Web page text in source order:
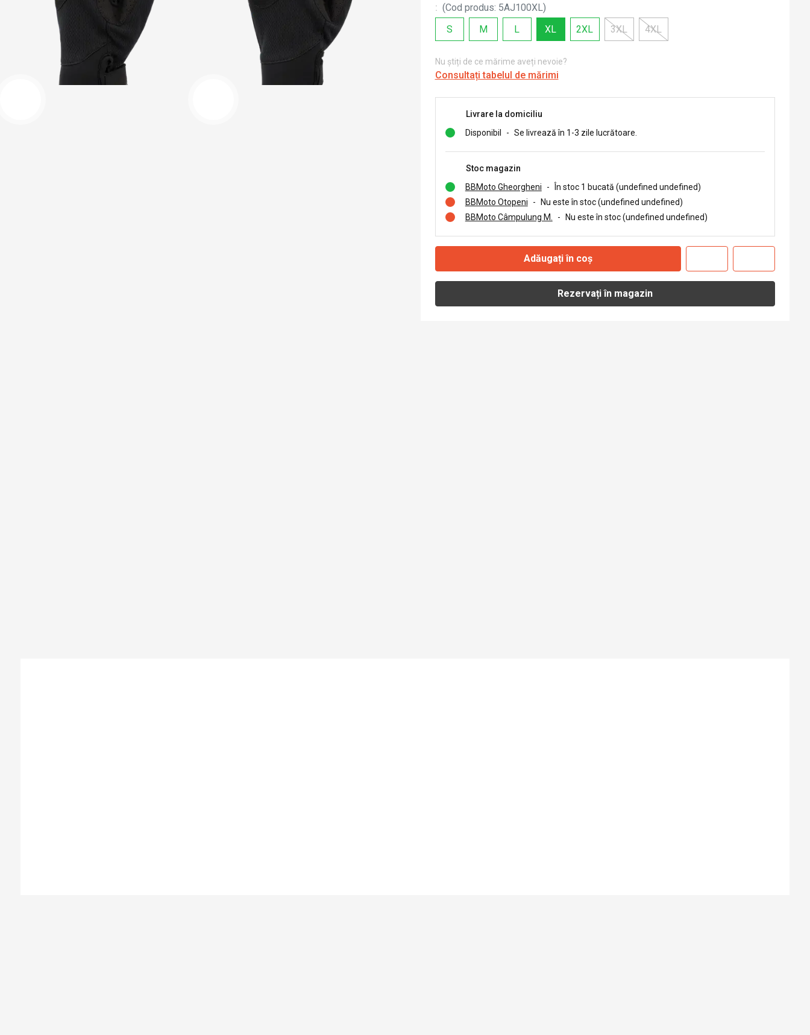
: (Cod produs: 5AJ100XL)
S
M L XL 2XL 3XL 4XL
Nu știți de ce mărime aveți nevoie?
Consultați tabelul de mărimi
Livrare la domiciliu
Disponibil
- Se livrează în 1-3 zile lucrătoare.
Stoc magazin
BBMoto Gheorgheni
-
În stoc 1 bucată (undefined undefined)
BBMoto Otopeni
-
Nu este în stoc (undefined undefined)
BBMoto Câmpulung M.
- Nu este în stoc (undefined undefined)
Adăugați în coș
Rezervați în magazin